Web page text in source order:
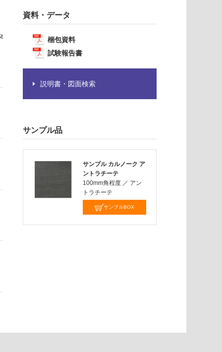
資料・データ
梱包資料
試験報告書
説明書・図面検索
サンプル品
サンプル カルノーク ア
ントラチーテ
100mm角程度 ／ アン
トラチーテ
サンプルBOX